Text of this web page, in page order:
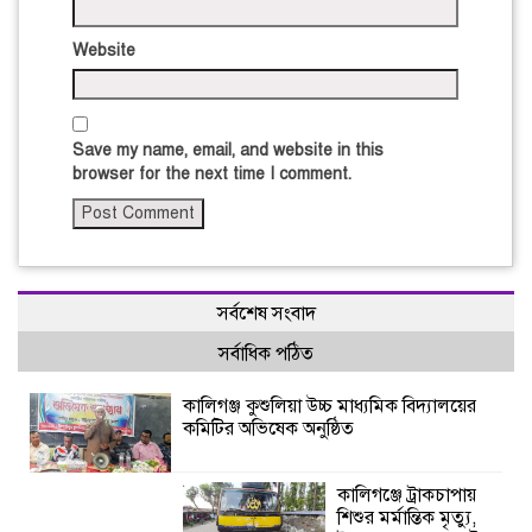
Website
Save my name, email, and website in this
browser for the next time I comment.
সর্বশেষ সংবাদ
সর্বাধিক পঠিত
কালিগঞ্জ কুশুলিয়া উচ্চ মাধ্যমিক বিদ্যালয়ের
কমিটির অভিষেক অনুষ্ঠিত
কালিগঞ্জে ট্রাকচাপায়
শিশুর মর্মান্তিক মৃত্যু,